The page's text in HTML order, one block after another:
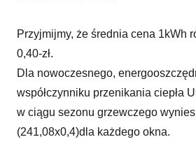
Przyjmijmy, że średnia cena 1kWh
0,40-zł.
Dla nowoczesnego,
współczynniku przenikania ciepła
w ciągu sezonu grzewczego
(241,08x0,4)dla każdego okna.